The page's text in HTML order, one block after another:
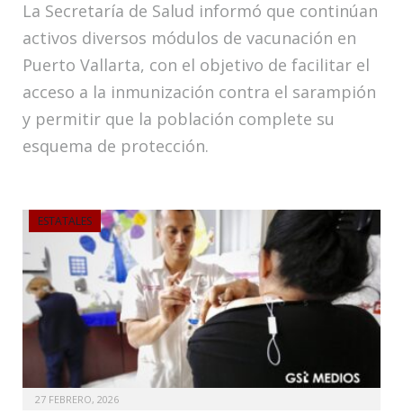
La Secretaría de Salud informó que continúan
activos diversos módulos de vacunación en
Puerto Vallarta, con el objetivo de facilitar el
acceso a la inmunización contra el sarampión
y permitir que la población complete su
esquema de protección.
ESTATALES
27 FEBRERO, 2026